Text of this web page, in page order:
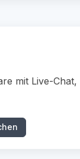
mit Live-